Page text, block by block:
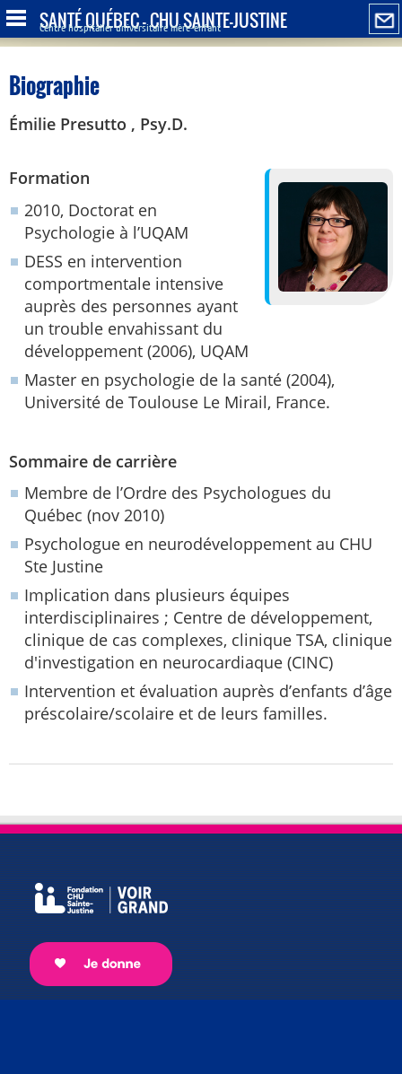
SANTÉ QUÉBEC - CHU SAINTE-JUSTINE
Centre hospitalier universitaire mère-enfant
Biographie
Émilie Presutto , Psy.D.
Formation
2010, Doctorat en
Psychologie à l’UQAM
DESS en intervention
comportmentale intensive
auprès des personnes ayant
un trouble envahissant du
développement (2006), UQAM
Master en psychologie de la santé (2004),
Université de Toulouse Le Mirail, France.
Sommaire de carrière
Membre de l’Ordre des Psychologues du
Québec (nov 2010)
Psychologue en neurodéveloppement au CHU
Ste Justine
Implication dans plusieurs équipes
interdisciplinaires ; Centre de développement,
clinique de cas complexes, clinique TSA, clinique
d'investigation en neurocardiaque (CINC)
Intervention et évaluation auprès d’enfants d’âge
préscolaire/scolaire et de leurs familles.